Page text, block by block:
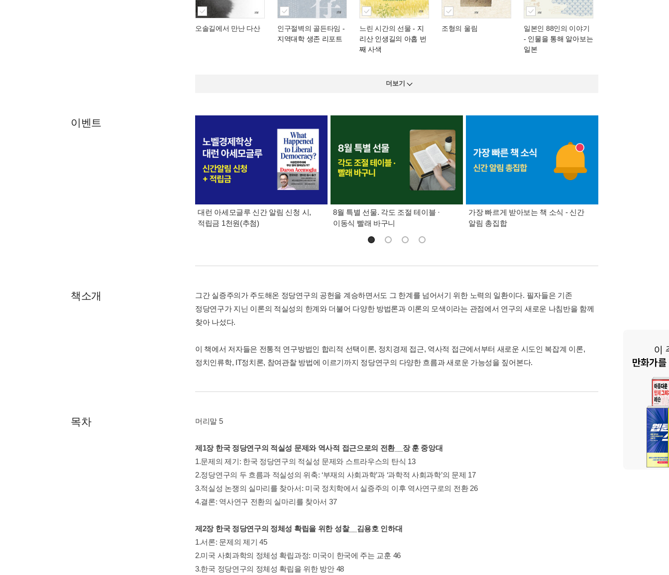
오솔길에서 만난 다산 인구절벽의 골든타임 -
지역대학 생존 리포트
느린 시간의 선물 - 지
리산 인생길의 아홉 번
째 사색
조형의 울림
일본인 88인의 이야기
- 인물을 통해 알아보는
일본
더보기
이벤트
대런 아세모글루 신간 알림 신청 시,
적립금 1천원(추첨)
8월 특별 선물. 각도 조절 테이블 ·
이동식 빨래 바구니
가장 빠르게 받아보는 책 소식 - 신간
알림 총집합
책소개
그간 실증주의가 주도해온 정당연구의 공헌을 계승하면서도 그 한계를 넘어서기 위한 노력의 일환이다. 필자들은 기존
정당연구가 지닌 이론의 적실성의 한계와 더불어 다양한 방법론과 이론의 모색이라는 관점에서 연구의 새로운 나침반을 함께
찾아 나섰다.
이 책에서 저자들은 전통적 연구방법인 합리적 선택이론, 정치경제 접근, 역사적 접근에서부터 새로운 시도인 복잡계 이론,
정치인류학, IT정치론, 참여관찰 방법에 이르기까지 정당연구의 다양한 흐름과 새로운 가능성을 짚어본다.
목차 머리말 5
제1장 한국 정당연구의 적실성 문제와 역사적 접근으로의 전환__장 훈 중앙대
1.문제의 제기: 한국 정당연구의 적실성 문제와 스트라우스의 탄식 13
2.정당연구의 두 흐름과 적실성의 위축: ‘부재의 사회과학’과 ‘과학적 사회과학’의 문제 17
3.적실성 논쟁의 실마리를 찾아서: 미국 정치학에서 실증주의 이후 역사연구로의 전환 26
4.결론: 역사연구 전환의 실마리를 찾아서 37
제2장 한국 정당연구의 정체성 확립을 위한 성찰__김용호 인하대
1.서론: 문제의 제기 45
2.미국 사회과학의 정체성 확립과정: 미국이 한국에 주는 교훈 46
3.한국 정당연구의 정체성 확립을 위한 방안 48